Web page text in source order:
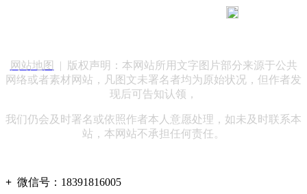
网站地图
| 版权声明：本网站所用文字图片部分来源于公共
网络或者素材网站，凡图文未署名者均为原始状况，但作者发
现后可告知认领，
我们仍会及时署名或依照作者本人意愿处理，如未及时联系本
站，本网站不承担任何责任。
+ 微信号： 18391816005